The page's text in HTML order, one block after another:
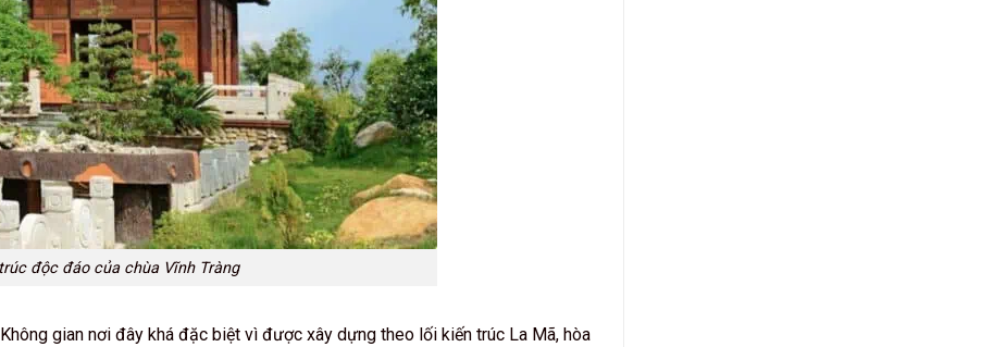
độc đáo của chùa Vĩnh Tràng
gian nơi đây khá đặc biệt vì được xây dựng theo lối kiến trúc La Mã, hòa